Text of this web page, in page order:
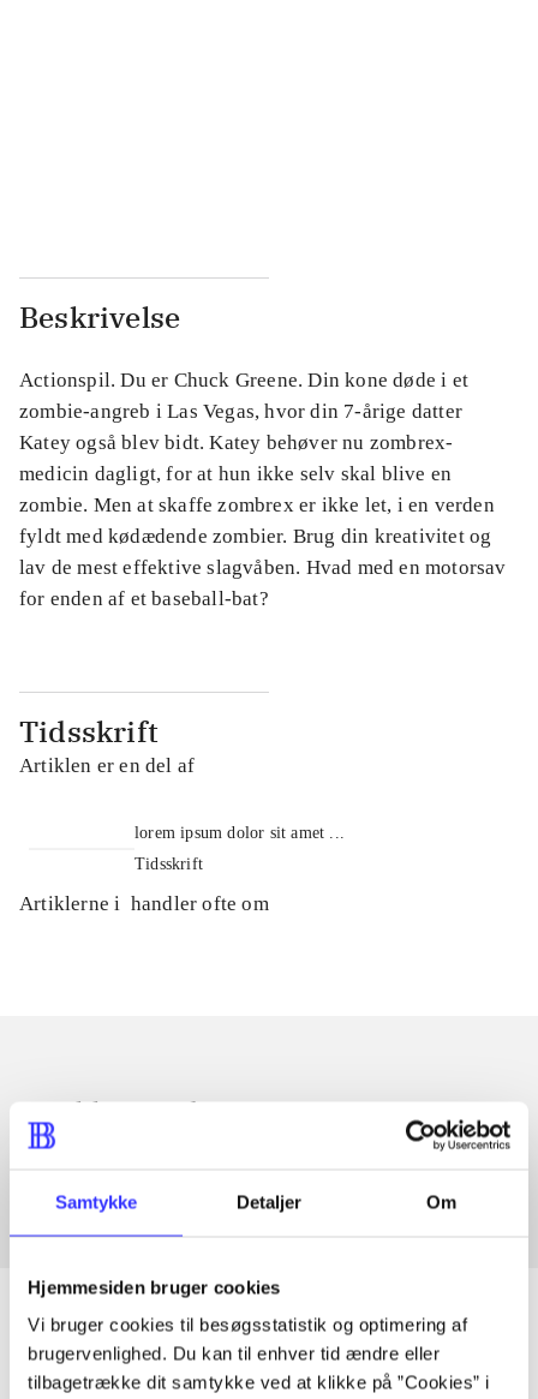
Samtykke Detaljer Om
Hjemmesiden bruger cookies
Vi bruger cookies til besøgsstatistik og optimering af
brugervenlighed. Du kan til enhver tid ændre eller
tilbagetrække dit samtykke ved at klikke på ”Cookies” i
Beskrivelse
Actionspil. Du er Chuck Greene. Din kone døde i et
zombie-angreb i Las Vegas, hvor din 7-årige datter
Katey også blev bidt. Katey behøver nu zombrex-
medicin dagligt, for at hun ikke selv skal blive en
zombie. Men at skaffe zombrex er ikke let, i en verden
fyldt med kødædende zombier. Brug din kreativitet og
lav de mest effektive slagvåben. Hvad med en motorsav
for enden af et baseball-bat?
Tidsskrift
Artiklen er en del af
lorem ipsum dolor sit amet ...
Tidsskrift
Artiklerne i handler ofte om
Artikler med samme emner
Fra
Artikler